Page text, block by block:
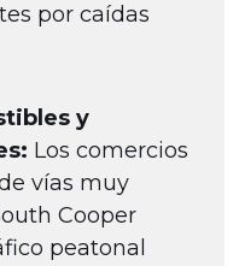
por caídas
y
Los comercios
vías muy
Cooper
peatonal